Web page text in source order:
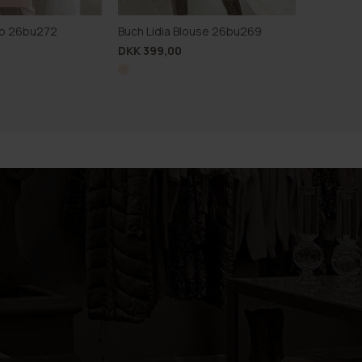
26bu272
Buch Lidia Blouse 26bu269
DKK 399,00